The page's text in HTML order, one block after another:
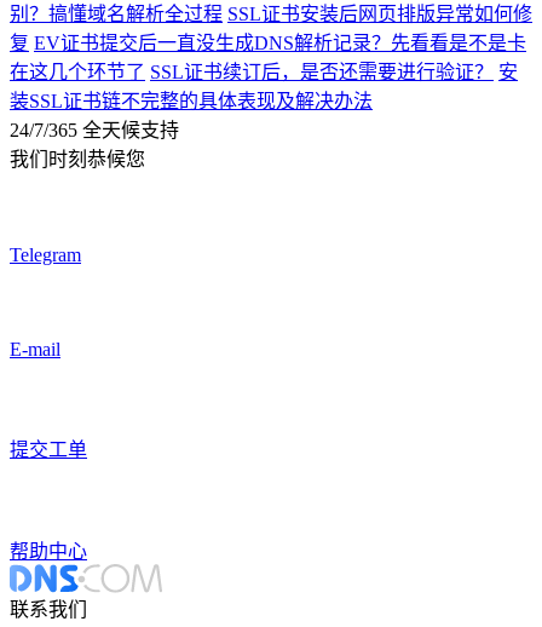
别？搞懂域名解析全过程 SSL证书安装后网页排版异常如何修
复 EV证书提交后一直没生成DNS解析记录？先看看是不是卡
在这几个环节了 SSL证书续订后，是否还需要进行验证？
安
装SSL证书链不完整的具体表现及解决办法
24/7/365 全天候支持
我们时刻恭候您
Telegram
E-mail
提交工单
帮助中心
联系我们